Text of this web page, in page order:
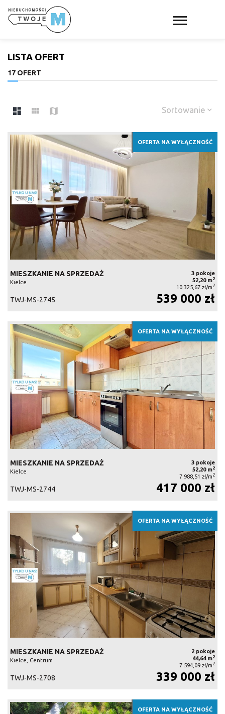
LISTA OFERT
17 OFERT
Sortowanie
OFERTA NA WYŁĄCZNOŚĆ
MIESZKANIE NA SPRZEDAŻ
Kielce
3 pokoje
52,20 m2
10 325,67 zł/m 2
TWJ-MS-2745 539 000 zł
OFERTA NA WYŁĄCZNOŚĆ
MIESZKANIE NA SPRZEDAŻ
Kielce
3 pokoje
52,20 m2
7 988,51 zł/m 2
TWJ-MS-2744 417 000 zł
OFERTA NA WYŁĄCZNOŚĆ
MIESZKANIE NA SPRZEDAŻ
Kielce, Centrum
2 pokoje
44,64 m2
7 594,09 zł/m 2
TWJ-MS-2708 339 000 zł
OFERTA NA WYŁĄCZNOŚĆ